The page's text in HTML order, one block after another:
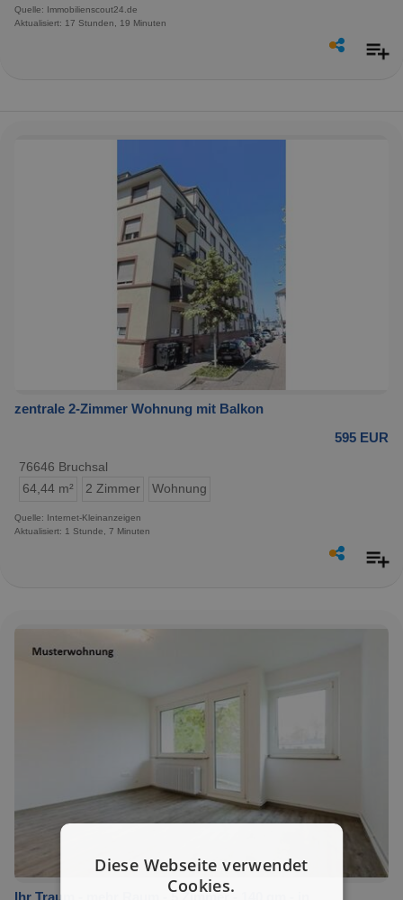
Quelle: Immobilienscout24.de
Aktualisiert: 17 Stunden, 19 Minuten
zentrale 2-Zimmer Wohnung mit Balkon
595 EUR
76646 Bruchsal
64,44 m²
2 Zimmer Wohnung
Quelle: Internet-Kleinanzeigen
Aktualisiert: 1 Stunde, 7 Minuten
Diese Webseite verwendet
Cookies.